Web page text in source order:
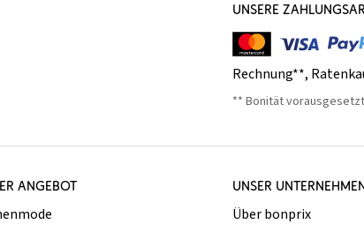
UNSERE
Rechnung**,
** Bonität vorausgesetzt
ANGEBOT UNSER
Über bonprix